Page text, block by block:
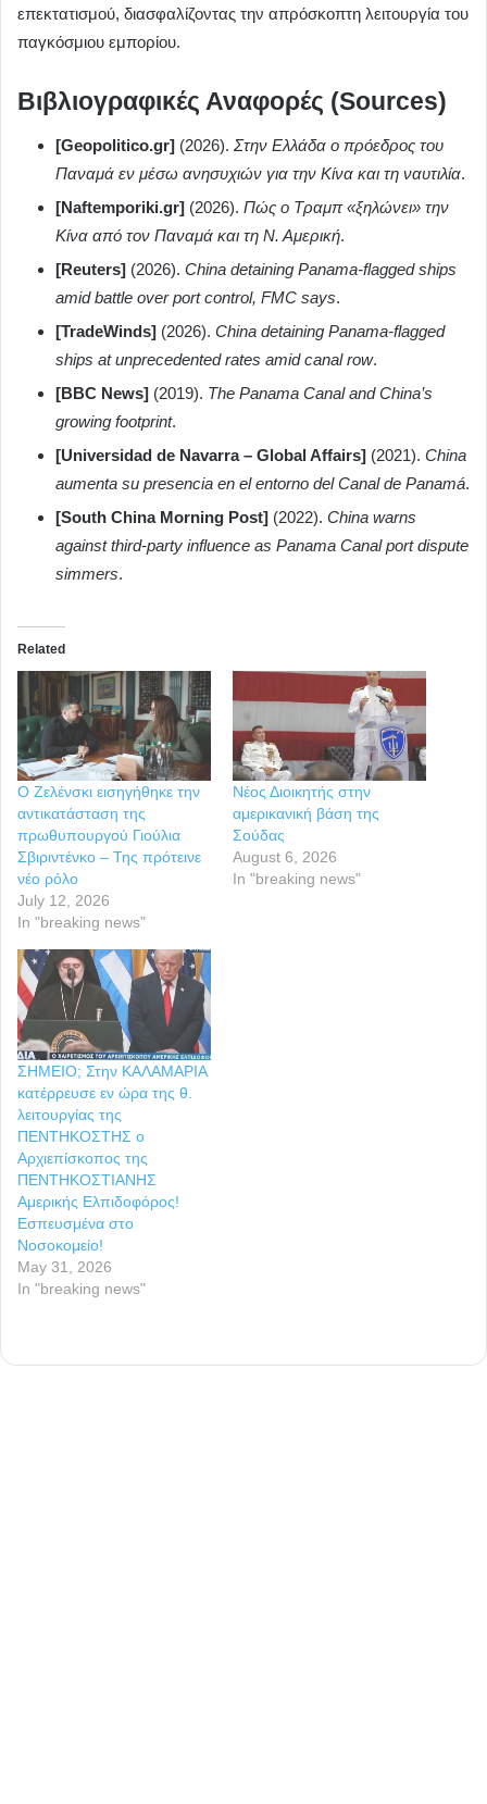
επεκτατισμού, διασφαλίζοντας την απρόσκοπτη λειτουργία του
παγκόσμιου εμπορίου.
Βιβλιογραφικές Αναφορές (Sources)
[Geopolitico.gr] (2026). Στην Ελλάδα ο πρόεδρος του
Παναμά εν μέσω ανησυχιών για την Κίνα και τη ναυτιλία.
[Naftemporiki.gr] (2026). Πώς ο Τραμπ «ξηλώνει» την
Κίνα από τον Παναμά και τη Ν. Αμερική.
[Reuters] (2026). China detaining Panama-flagged ships
amid battle over port control, FMC says.
[TradeWinds] (2026). China detaining Panama-flagged
ships at unprecedented rates amid canal row.
[BBC News] (2019). The Panama Canal and China’s
growing footprint.
[Universidad de Navarra – Global Affairs] (2021). China
aumenta su presencia en el entorno del Canal de Panamá.
[South China Morning Post] (2022). China warns
against third-party influence as Panama Canal port dispute
simmers.
Related
Ο Ζελένσκι εισηγήθηκε την
αντικατάσταση της
πρωθυπουργού Γιούλια
Σβιριντένκο – Της πρότεινε
νέο ρόλο
July 12, 2026
In "breaking news"
Νέος Διοικητής στην
αμερικανική βάση της
Σούδας
August 6, 2026
In "breaking news"
ΣΗΜΕΙΟ; Στην ΚΑΛΑΜΑΡΙΑ
κατέρρευσε εν ώρα της θ.
λειτουργίας της
ΠΕΝΤΗΚΟΣΤΗΣ ο
Αρχιεπίσκοπος της
ΠΕΝΤΗΚΟΣΤΙΑΝΗΣ
Αμερικής Ελπιδοφόρος!
Εσπευσμένα στο
Νοσοκομείο!
May 31, 2026
In "breaking news"